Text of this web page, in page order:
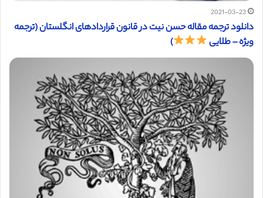
2021-03-23
دانلود ترجمه مقاله حسن نیت در قانون قراردادهای انگلستان (ترجمه
ویژه – طلایی
)